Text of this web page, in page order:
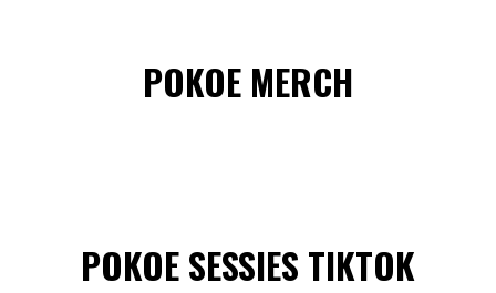
POKOE MERCH
POKOE SESSIES TIKTOK